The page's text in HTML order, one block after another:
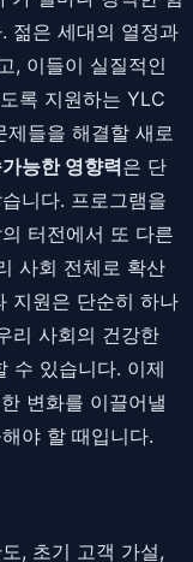
젊은 세대의 열정과
, 이들이 실질적인
록 지원하는 YLC
들을 해결할 새로
능한 영향력은 단
니다. 프로그램을
터전에서 또 다른
사회 전체로 확산
지원은 단순히 하나
리 사회의 건강한
수 있습니다. 이제
변화를 이끌어낼
야 할 때입니다.
, 초기 고객 가설,